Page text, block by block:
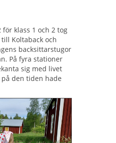
för klass 1 och 2 tog
Koltaback och
backsittarstugor
På fyra stationer
sig med livet
den tiden hade